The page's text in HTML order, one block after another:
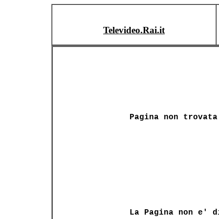
Televideo.Rai.it
Pagina non trovata
La Pagina non e'